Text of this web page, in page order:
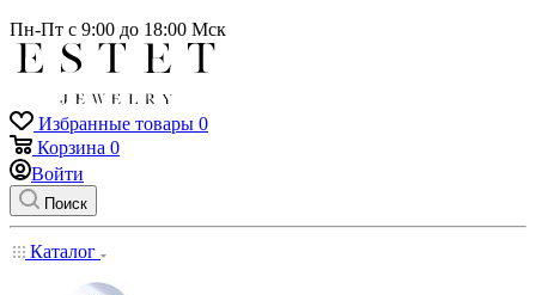
Пн-Пт с 9:00 до 18:00 Мск
Избранные товары 0
Корзина 0
Войти
Поиск
Каталог